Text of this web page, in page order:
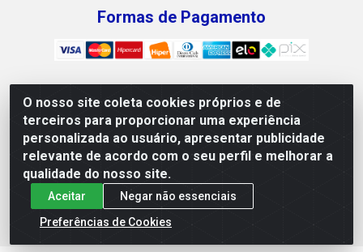
O nosso site coleta cookies próprios e de
terceiros para proporcionar uma experiência
personalizada ao usuário, apresentar publicidade
relevante de acordo com o seu perfil e melhorar a
qualidade do nosso site.
Aceitar
Negar não essenciais
Preferências de Cookies
Formas de Pagamento
Mix Alimentos LTDA - Quadra Asr Ne 55 (412 Norte), Alameda
02, S/N - Plano Diretor Norte, Palmas/TO - CEP 77.006-540 -
CNPJ 05.922.500/0001-02